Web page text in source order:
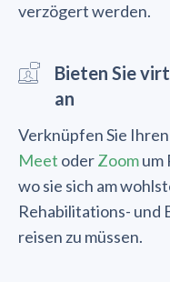
verzögert werden.
Bieten Sie
an
Verknüpfen Sie
Meet oderZoomum
wo sie sich am
Rehabilitations- und
reisen zu müssen.